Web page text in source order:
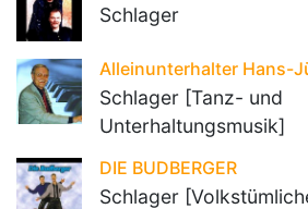
Schlager
Alleinunterhalter Hans-
Schlager [Tanz- und
Unterhaltungsmusik]
DIE BUDBERGER
Schlager